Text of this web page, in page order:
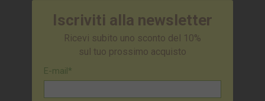
Iscriviti alla newsletter
Ricevi subito uno sconto del 10%
sul tuo prossimo acquisto
E-mail*